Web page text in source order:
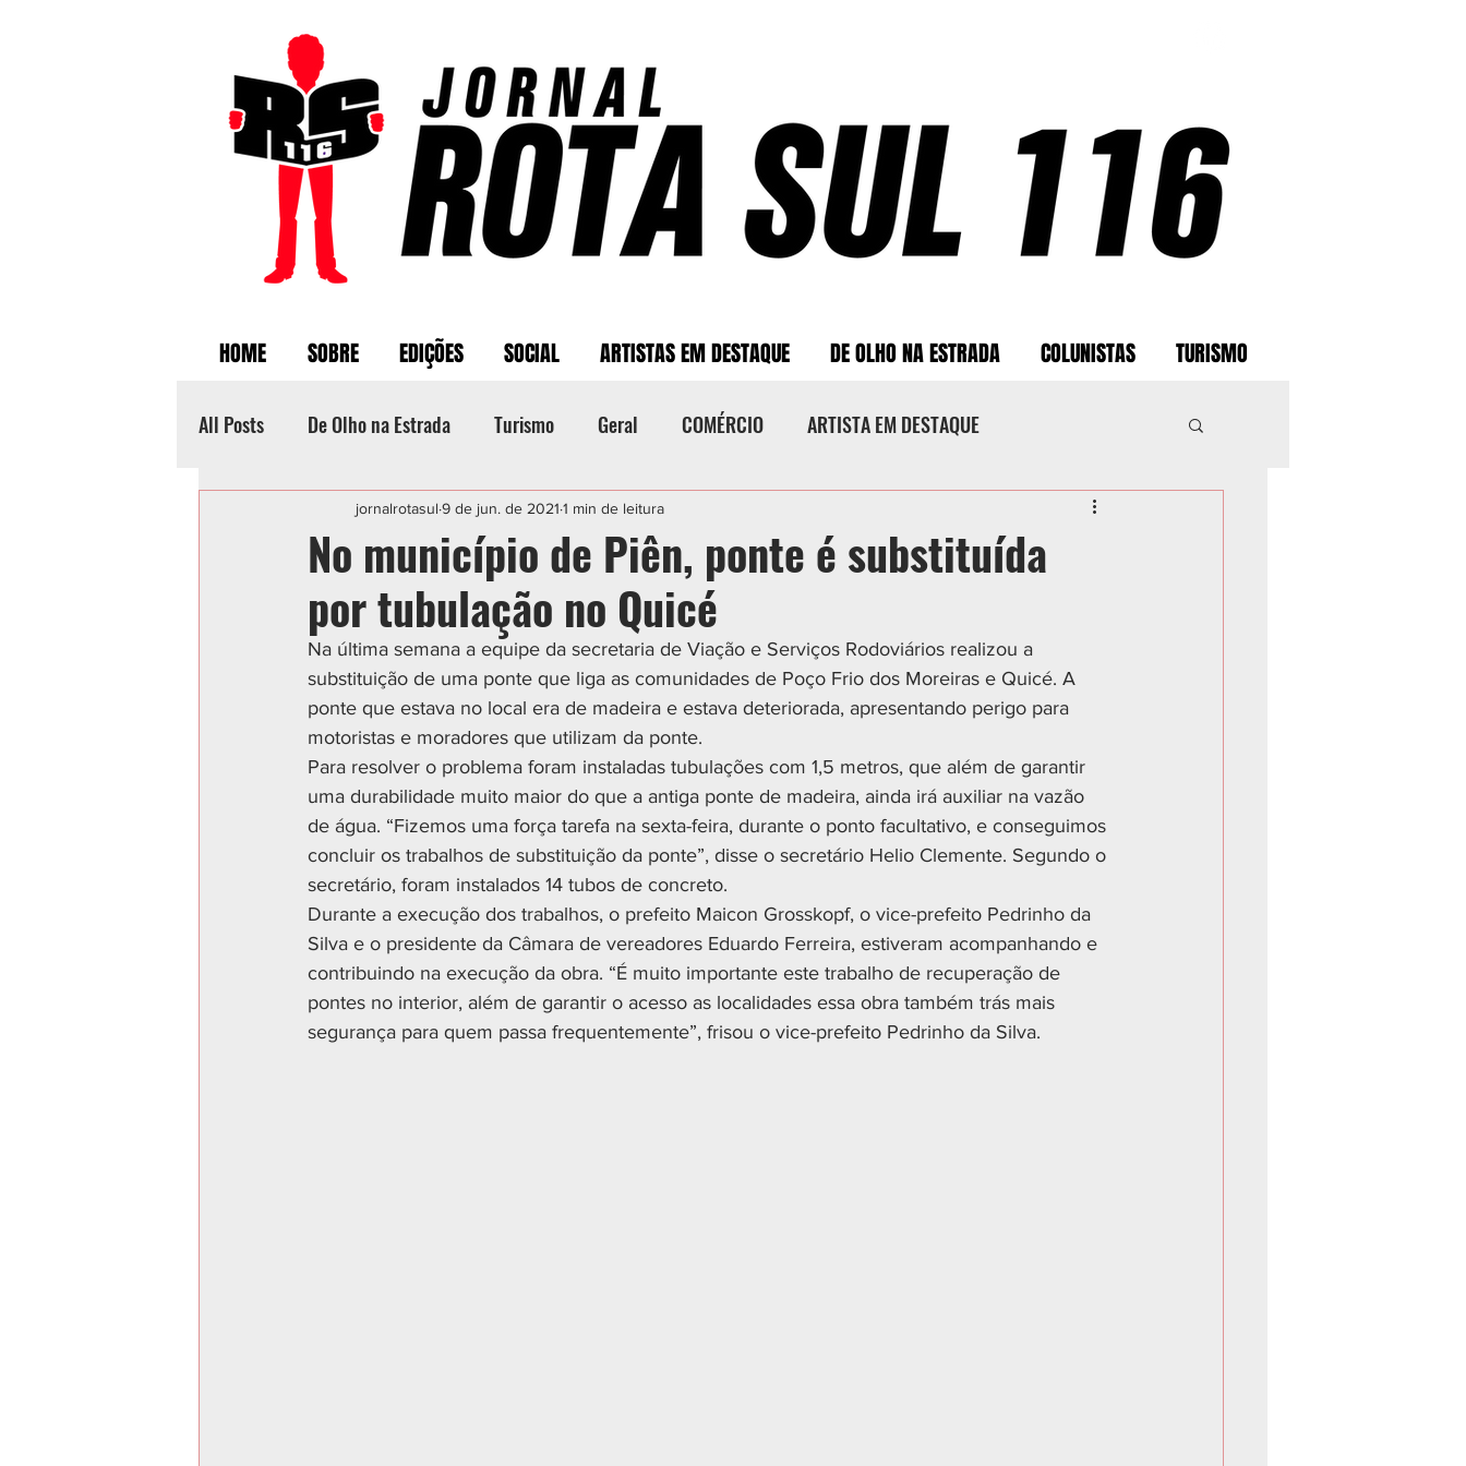
HOME SOBRE EDIÇÕES SOCIAL ARTISTAS EM DESTAQUE DE OLHO NA ESTRADA COLUNISTAS TURISMO
All Posts De Olho na Estrada Turismo Geral COMÉRCIO ARTISTA EM DESTAQUE
Categoria sem título POLICIAL ESPORTE
No município de Piên, ponte é substituída
por tubulação no Quicé
jornalrotasul 9 de jun. de 2021 1 min de leitura
Na última semana a equipe da secretaria de Viação e Serviços Rodoviários realizou a
substituição de uma ponte que liga as comunidades de Poço Frio dos Moreiras e Quicé. A
ponte que estava no local era de madeira e estava deteriorada, apresentando perigo para
motoristas e moradores que utilizam da ponte.
Para resolver o problema foram instaladas tubulações com 1,5 metros, que além de garantir
uma durabilidade muito maior do que a antiga ponte de madeira, ainda irá auxiliar na vazão
de água. “Fizemos uma força tarefa na sexta-feira, durante o ponto facultativo, e conseguimos
concluir os trabalhos de substituição da ponte”, disse o secretário Helio Clemente. Segundo o
secretário, foram instalados 14 tubos de concreto.
Durante a execução dos trabalhos, o prefeito Maicon Grosskopf, o vice-prefeito Pedrinho da
Silva e o presidente da Câmara de vereadores Eduardo Ferreira, estiveram acompanhando e
contribuindo na execução da obra. “É muito importante este trabalho de recuperação de
pontes no interior, além de garantir o acesso as localidades essa obra também trás mais
segurança para quem passa frequentemente”, frisou o vice-prefeito Pedrinho da Silva.